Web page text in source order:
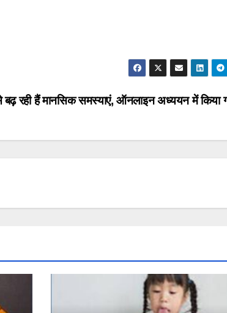
बढ़ रही हैं मानसिक समस्याएं, ऑनलाइन अध्ययन में किया